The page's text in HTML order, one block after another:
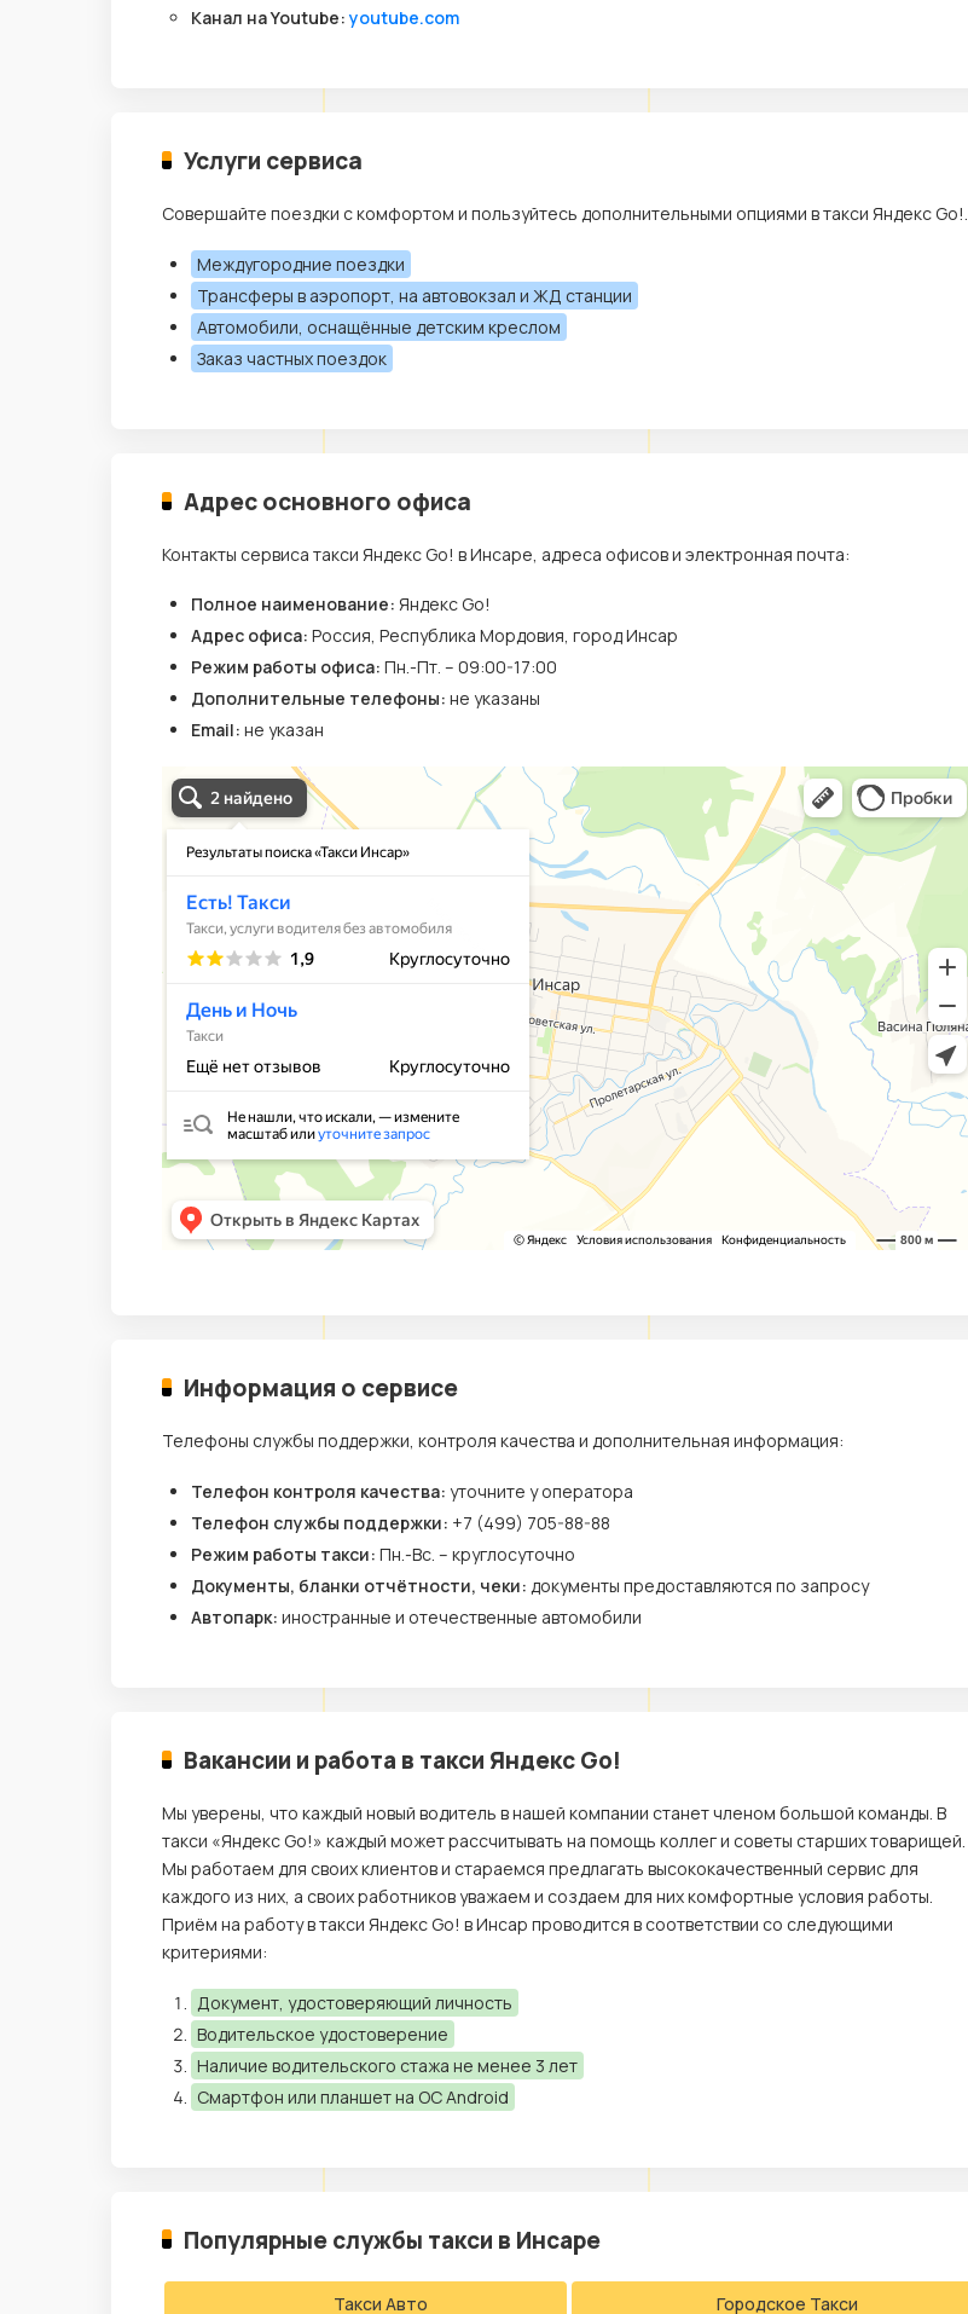
Канал на Youtube:youtube.com
Услуги сервиса
Совершайте поездки с комфортом и пользуйтесь дополнительными опциями в такси Яндекс Go!.
Междугородние поездки
Трансферы в аэропорт, на автовокзал и ЖД станции
Автомобили, оснащённые детским креслом
Заказ частных поездок
Адрес основного офиса
Контакты сервиса такси Яндекс Go! в Инсаре, адреса офисов и электронная почта:
Полное наименование: Яндекс Go!
Адрес офиса: Россия, Республика Мордовия, город Инсар
Режим работы офиса: Пн.-Пт. – 09:00-17:00
Дополнительные телефоны: не указаны
Email: не указан
Информация о сервисе
Телефоны службы поддержки, контроля качества и дополнительная информация:
Телефон контроля качества: уточните у оператора
Телефон службы поддержки: +7 (499) 705-88-88
Режим работы такси: Пн.-Вс. – круглосуточно
Документы, бланки отчётности, чеки: документы предоставляются по запросу
Автопарк: иностранные и отечественные автомобили
Вакансии и работа в такси Яндекс Go!
Мы уверены, что каждый новый водитель в нашей компании станет членом большой команды. В
такси «Яндекс Go!» каждый может рассчитывать на помощь коллег и советы старших товарищей.
Мы работаем для своих клиентов и стараемся предлагать высококачественный сервис для
каждого из них, а своих работников уважаем и создаем для них комфортные условия работы.
Приём на работу в такси Яндекс Go! в Инсар проводится в соответствии со следующими
критериями:
Документ, удостоверяющий личность
Водительское удостоверение
Наличие водительского стажа не менее 3 лет
Смартфон или планшет на ОС Android
Популярные службы такси в Инсаре
Такси Авто Городское Такси